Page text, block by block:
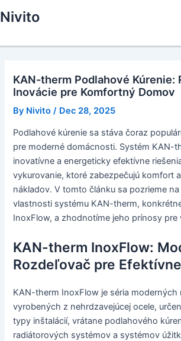
to
Nivito
KAN-therm Podlahové Kúrenie:
Inovácie pre Komfortný Domov
By Nivito / Dec 28, 2025
Podlahové kúrenie sa stáva čoraz
pre moderné domácnosti. Systém KAN-
inovatívne a energeticky efektívne
vykurovanie, ktoré zabezpečujú komfort
nákladov. V tomto článku sa pozrieme na
vlastnosti systému KAN-therm,
InoxFlow, a zhodnotíme jeho prínosy pre
KAN-therm InoxFlow:
Rozdeľovač pre
KAN-therm InoxFlow je séria
vyrobených z nehrdzavejúcej ocele,
typy inštalácií, vrátane podlahového
radiátorových systémov a systémov